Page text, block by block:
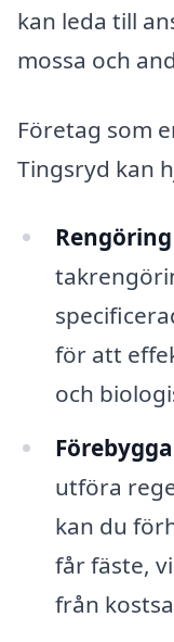
kan leda till
mossa och
Företag som
Tingsryd kan
för att
och
utföra
kan du
får fäste,
från